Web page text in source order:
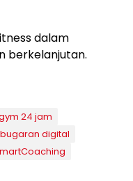
dalam
berkelanjutan.
24 jam
digital